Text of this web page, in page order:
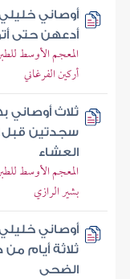
أوصاني
أدعهن حتى
المعجم الأوسط
أركين الفرغاني
ثلاث
سجدتين قبل
العشاء
المعجم الأوسط
بشير الرازي
أوصاني
ثلاثة أيام
الضحى